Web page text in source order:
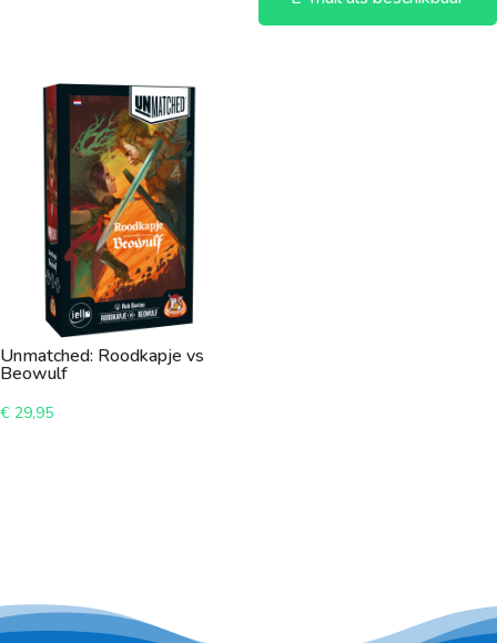
Unmatched: Roodkapje vs
Beowulf
€ 29,95